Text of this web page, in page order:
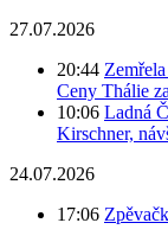
27.07.2026
20:44
Ceny Thálie
10:06 Ladná
Kirschner,
24.07.2026
17:06